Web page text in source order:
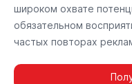
широком охвате
обязательном
частых повторах